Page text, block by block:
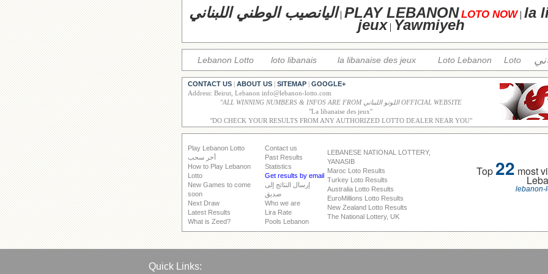
اليانصيب الوطني اللبناني| PLAY LEBANON LOTO NOW| la
jeux| Yawmiyeh
Lebanon Lotto loto libanais la libanaise des jeux Loto Lebanon Loto
CONTACT US ABOUT US SITEMAP GOOGLE+
Address: Beirut, Lebanon info@lebanon-lotto.com
"
ALL WINNING NUMBERS & INFOS ARE FROM اللوتو اللبناني OFFICIAL WEBSITE
"La libanaise des jeux"
"DO CHECK YOUR RESULTS FROM ANY AUTHORIZED LOTTO DEALER NEAR YOU"
Play Lebanon Lotto
أخر سحب
How to Play Lebanon
Lotto
New Games to come
soon
Next Draw
Latest Results
What is Zeed?
Contact us
Past Results
Statistics
Get results by email
إرسال النتائج إلى
صديق
Who we are
Lira Rate
Pools Lebanon
LEBANESE NATIONAL LOTTERY,
YANASIB
Maroc Loto Results
Turkey Loto Results
Australia Lotto Results
EuroMillions Lotto Results
New Zealand Lotto Results
The National Lottery, UK
Top22 most
lebanon-
Quick Links: